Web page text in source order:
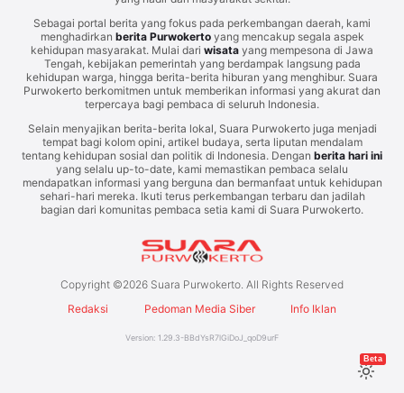
Sebagai portal berita yang fokus pada perkembangan daerah, kami
menghadirkan berita Purwokertoyang mencakup segala aspek
kehidupan masyarakat. Mulai dari wisata yang mempesona di Jawa
Tengah, kebijakan pemerintah yang berdampak langsung pada
kehidupan warga, hingga berita-berita hiburan yang menghibur. Suara
Purwokerto berkomitmen untuk memberikan informasi yang akurat dan
terpercaya bagi pembaca di seluruh Indonesia.
Selain menyajikan berita-berita lokal, Suara Purwokerto juga menjadi
tempat bagi kolom opini, artikel budaya, serta liputan mendalam
tentang kehidupan sosial dan politik di Indonesia. Dengan berita hari ini
yang selalu up-to-date, kami memastikan pembaca selalu
mendapatkan informasi yang berguna dan bermanfaat untuk kehidupan
sehari-hari mereka. Ikuti terus perkembangan terbaru dan jadilah
bagian dari komunitas pembaca setia kami di Suara Purwokerto.
Copyright ©2026 Suara Purwokerto. All Rights Reserved
Redaksi
Pedoman Media Siber Info Iklan
Version: 1.29.3-BBdYsR7lGiDoJ_qoD9urF
Beta